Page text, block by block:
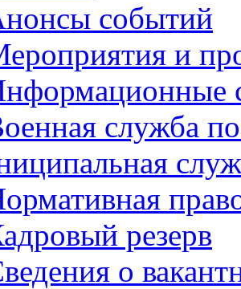
событий
и
служба
резерв
о